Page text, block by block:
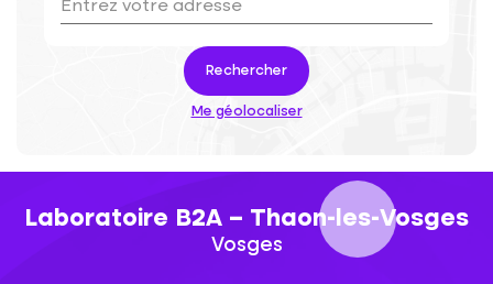
Rechercher
Me géolocaliser
Laboratoire B2A – Thaon-les-Vosges
Vosges